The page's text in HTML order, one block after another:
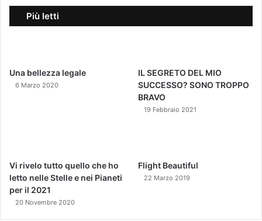
Più letti
Una bellezza legale
6 Marzo 2020
IL SEGRETO DEL MIO
SUCCESSO? SONO TROPPO
BRAVO
19 Febbraio 2021
Vi rivelo tutto quello che ho
letto nelle Stelle e nei Pianeti
per il 2021
20 Novembre 2020
Flight Beautiful
22 Marzo 2019